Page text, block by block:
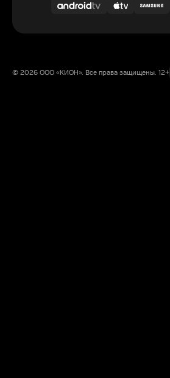
© 2026 ООО «КИОН». Все права защищены. 12+